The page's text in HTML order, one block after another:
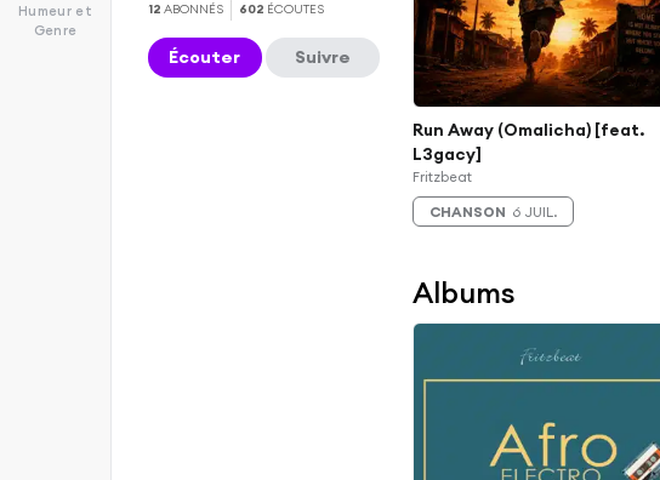
Humeur et
Genre
12 ABONNÉS 602 ÉCOUTES
Écouter Suivre
Run Away (Omalicha) [feat.
L3gacy]
Fritzbeat
CHANSON 6 JUIL.
Albums